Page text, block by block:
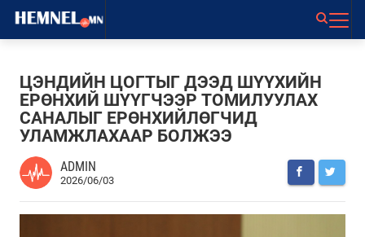
ЦЭНДИЙН ЦОГТЫГ ДЭЭД ШҮҮХИЙН
ЕРӨНХИЙ ШҮҮГЧЭЭР ТОМИЛУУЛАХ
САНАЛЫГ ЕРӨНХИЙЛӨГЧИД
УЛАМЖЛАХААР БОЛЖЭЭ
ADMIN
2026/06/03